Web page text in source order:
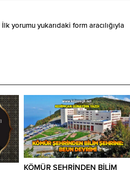
yorumu yukarıdaki form aracılığıyla
KÖMÜR ŞEHRİNDEN BİLİM